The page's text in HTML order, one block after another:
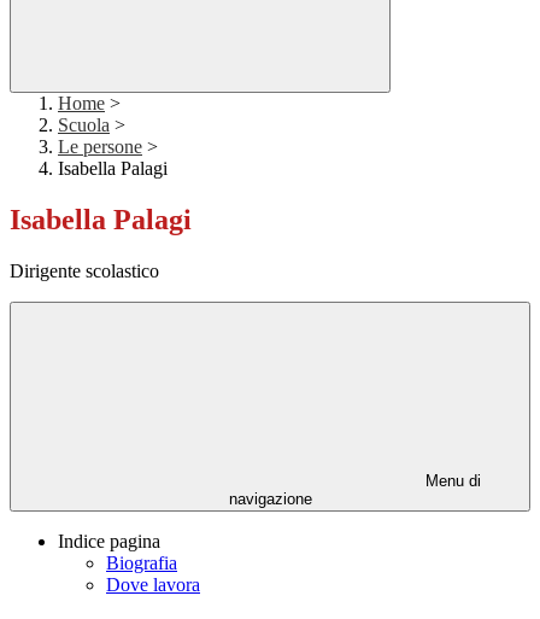
Home >
Scuola >
Le persone >
Isabella Palagi
Isabella Palagi
Dirigente scolastico
Menu di
navigazione
Indice pagina
Biografia
Dove lavora